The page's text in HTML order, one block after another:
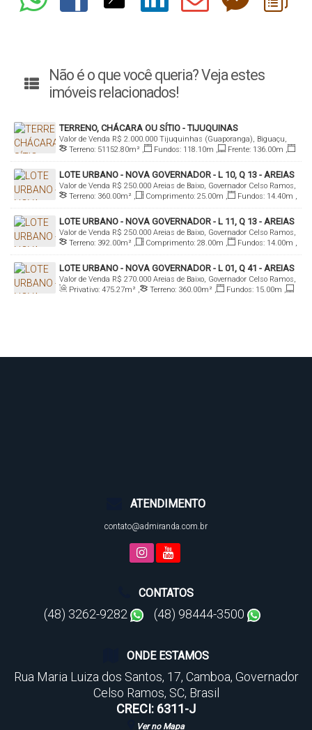
Não é o que você queria? Veja estes
imóveis relacionados!
TERRENO, CHÁCARA OU SÍTIO - TIJUQUINAS
(GUAPORANGA), BIGUAÇU
R$ 2.000.000
Valor de Venda
Tijuquinhas (Guaporanga), Biguaçu,
Santa Catarina, Brasil
Terreno: 51152.80m² , Fundos: 118.10m , Frente: 136.00m ,
Lado Direito: 608.60m , Lado Esquerdo: 678.40m
LOTE URBANO - NOVA GOVERNADOR - L 10, Q 13 - AREIAS
DE BAIXO
R$ 250.000
Valor de Venda
Areias de Baixo, Governador Celso Ramos,
Santa Catarina, Brasil
Terreno: 360.00m² , Comprimento: 25.00m , Fundos: 14.40m ,
Frente: 14.40m , Lado Direito: 25.00m , Lado Esquerdo: 25.00m
LOTE URBANO - NOVA GOVERNADOR - L 11, Q 13 - AREIAS
DE BAIXO
R$ 250.000
Valor de Venda
Areias de Baixo, Governador Celso Ramos,
Santa Catarina, Brasil
Terreno: 392.00m² , Comprimento: 28.00m , Fundos: 14.00m ,
Frente: 14.00m , Lado Direito: 28.00m , Lado Esquerdo: 28.00m
LOTE URBANO - NOVA GOVERNADOR - L 01, Q 41 - AREIAS
DO MEIO
R$ 270.000
Valor de Venda
Areias de Baixo, Governador Celso Ramos,
Santa Catarina, Brasil
Privativo: 475.27m² , Terreno: 360.00m² , Fundos: 15.00m ,
ATENDIMENTO
contato@admiranda.com.br
CONTATOS
(48) 3262-9282 (48) 98444-3500
ONDE ESTAMOS
Rua Maria Luiza dos Santos, 17, Camboa, Governador
Celso Ramos, SC, Brasil
CRECI: 6311-J
Ver no Mapa